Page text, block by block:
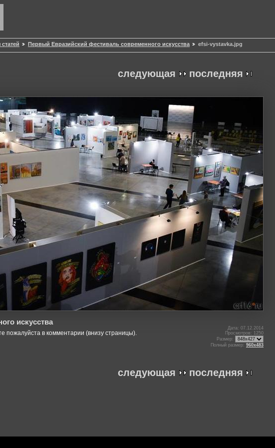
Первый Евразийский фестиваль современного искусства efsi-vystavka.jpg
следующая последняя
искусства
пожалуйста в комментарии (внизу страницы).
Дата: 07.12.2014
Просмотров: 1250
Размер:
Полный размер: 960x483
следующая последняя